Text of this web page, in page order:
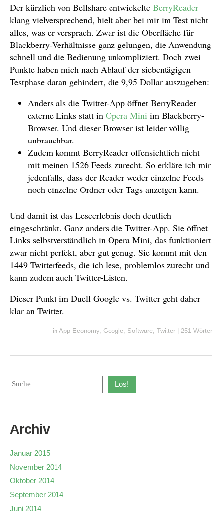
Der kürzlich von Bellshare entwickelte BerryReader
klang vielversprechend, hielt aber bei mir im Test nicht
alles, was er versprach. Zwar ist die Oberfläche für
Blackberry-Verhältnisse ganz gelungen, die Anwendung
schnell und die Bedienung unkompliziert. Doch zwei
Punkte haben mich nach Ablauf der siebentägigen
Testphase daran gehindert, die 9,95 Dollar auszugeben:
Anders als die Twitter-App öffnet BerryReader
externe Links statt in Opera Mini im Blackberry-
Browser. Und dieser Browser ist leider völlig
unbrauchbar.
Zudem kommt BerryReader offensichtlich nicht
mit meinen 1526 Feeds zurecht. So erkläre ich mir
jedenfalls, dass der Reader weder einzelne Feeds
noch einzelne Ordner oder Tags anzeigen kann.
Und damit ist das Leseerlebnis doch deutlich
eingeschränkt. Ganz anders die Twitter-App. Sie öffnet
Links selbstverständlich in Opera Mini, das funktioniert
zwar nicht perfekt, aber gut genug. Sie kommt mit den
1449 Twitterfeeds, die ich lese, problemlos zurecht und
kann zudem auch Twitter-Listen.
Dieser Punkt im Duell Google vs. Twitter geht daher
klar an Twitter.
in App Economy Google Software Twitter | 251 Wörter
Los!
Archiv
Januar 2015
November 2014
Oktober 2014
September 2014
Juni 2014